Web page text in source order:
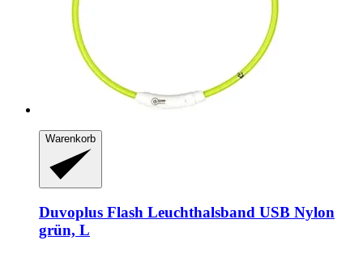
Warenkorb
Duvoplus Flash Leuchthalsband USB Nylon
grün, L